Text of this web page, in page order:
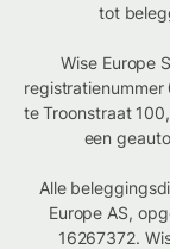
tot
Wise Europe
te Troonstraat
een
Alle
Europe AS,
16267372.